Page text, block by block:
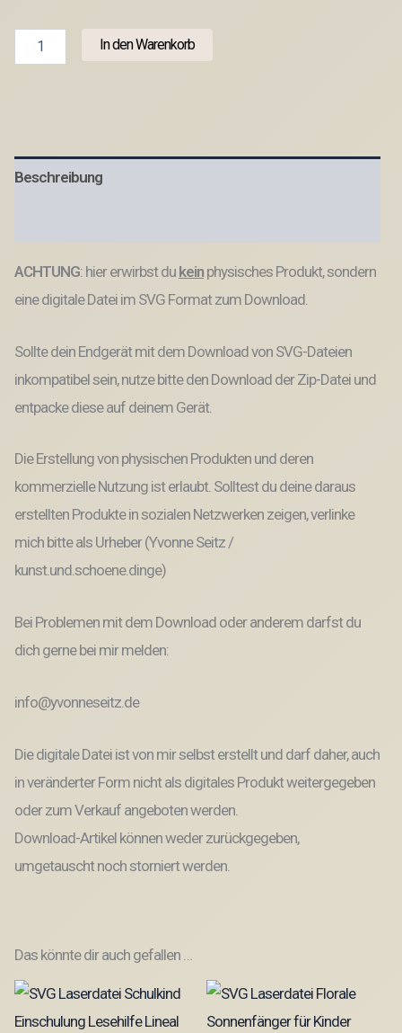
Laserdatei
Erzieherin
Abschied
In den Warenkorb
Beschreibung
ACHTUNG: hier erwirbst du kein physisches Produkt, sondern
eine digitale Datei im SVG Format zum Download.
Sollte dein Endgerät mit dem Download von SVG-Dateien
inkompatibel sein, nutze bitte den Download der Zip-Datei und
entpacke diese auf deinem Gerät.
Die Erstellung von physischen Produkten und deren
kommerzielle Nutzung ist erlaubt. Solltest du deine daraus
erstellten Produkte in sozialen Netzwerken zeigen, verlinke
mich bitte als Urheber (Yvonne Seitz /
kunst.und.schoene.dinge)
Bei Problemen mit dem Download oder anderem darfst du
dich gerne bei mir melden:
info@yvonneseitz.de
Die digitale Datei ist von mir selbst erstellt und darf daher, auch
in veränderter Form nicht als digitales Produkt weitergegeben
oder zum Verkauf angeboten werden.
Download-Artikel können weder zurückgegeben,
umgetauscht noch storniert werden.
Das könnte dir auch gefallen …